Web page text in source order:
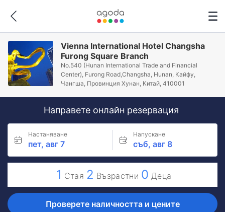
Vienna International Hotel Changsha
Furong Square Branch
No.540 (Hunan International Trade and Financial
Center), Furong Road,Changsha, Hunan, Кайфу,
Чангша, Провинция Хунан, Китай, 410001
Направете онлайн резервация
Настаняване
пет, авг 7
Напускане
съб, авг 8
1 Стая 2 Възрастни 0 Деца
Проверете наличността и цените